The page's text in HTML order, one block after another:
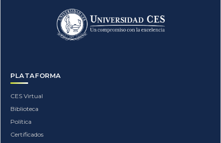
PLATAFORMA
CES Virtual
Biblioteca
Política
Certificados